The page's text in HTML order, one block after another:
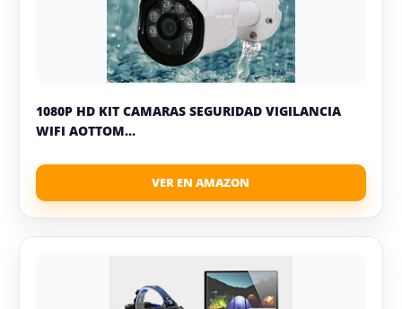
1080P HD KIT CAMARAS SEGURIDAD VIGILANCIA
WIFI AOTTOM...